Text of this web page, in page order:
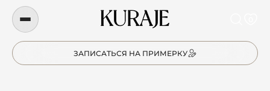
ЗАПИСАТЬСЯ НА ПРИМЕРКУ